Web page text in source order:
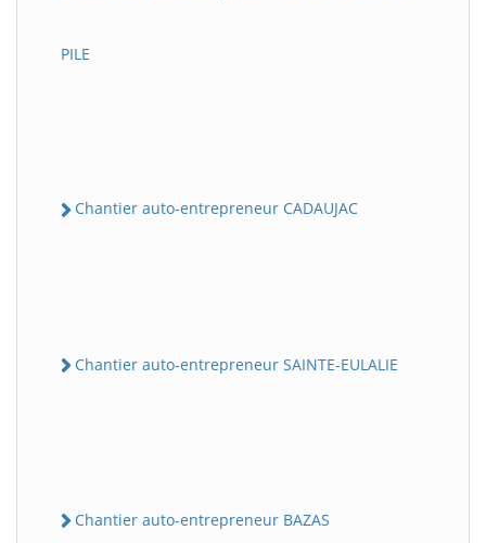
PILE
Chantier auto-entrepreneur CADAUJAC
Chantier auto-entrepreneur SAINTE-EULALIE
Chantier auto-entrepreneur BAZAS